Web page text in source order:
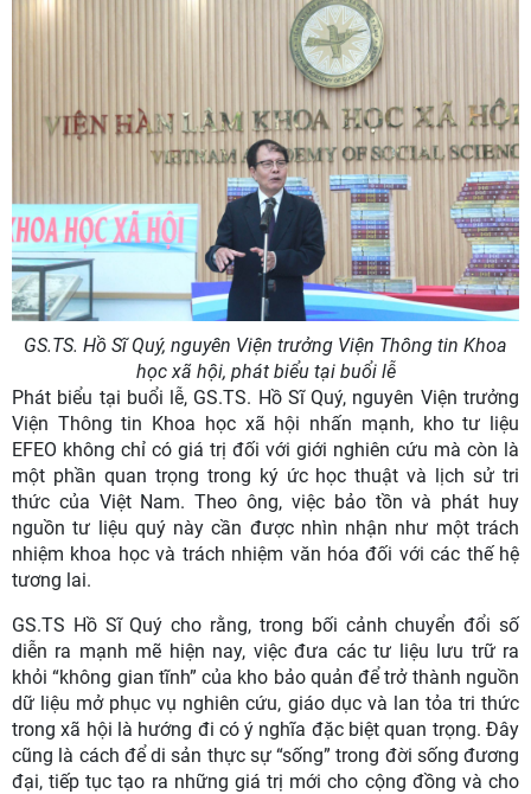
GS.TS. Hồ Sĩ Quý, nguyên Viện trưởng Viện Thông tin Khoa
học xã hội, phát biểu tại buổi lễ
Phát biểu tại buổi lễ, GS.TS. Hồ Sĩ Quý, nguyên Viện trưởng
Viện Thông tin Khoa học xã hội nhấn mạnh, kho tư liệu
EFEO không chỉ có giá trị đối với giới nghiên cứu mà còn là
một phần quan trọng trong ký ức học thuật và lịch sử tri
thức của Việt Nam. Theo ông, việc bảo tồn và phát huy
nguồn tư liệu quý này cần được nhìn nhận như một trách
nhiệm khoa học và trách nhiệm văn hóa đối với các thế hệ
tương lai.
GS.TS Hồ Sĩ Quý cho rằng, trong bối cảnh chuyển đổi số
diễn ra mạnh mẽ hiện nay, việc đưa các tư liệu lưu trữ ra
khỏi “không gian tĩnh” của kho bảo quản để trở thành nguồn
dữ liệu mở phục vụ nghiên cứu, giáo dục và lan tỏa tri thức
trong xã hội là hướng đi có ý nghĩa đặc biệt quan trọng. Đây
cũng là cách để di sản thực sự “sống” trong đời sống đương
đại, tiếp tục tạo ra những giá trị mới cho cộng đồng và cho